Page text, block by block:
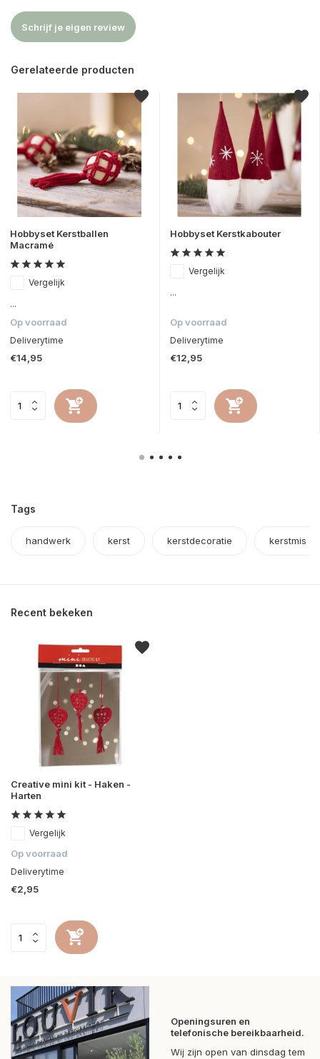
Schrijf je eigen review
Gerelateerde producten
Hobbyset Kerstballen
Macramé
Vergelijk
...
Op voorraad
Deliverytime
€14,95
Hobbyset Kerstkabouter
Vergelijk
...
Op voorraad
Deliverytime
€12,95
Tags
handwerk kerst kerstdecoratie kerstmis
Recent bekeken
Creative mini kit - Haken -
Harten
Vergelijk
Op voorraad
Deliverytime
€2,95
Openingsuren en
telefonische bereikbaarheid.
Wij zijn open van dinsdag tem